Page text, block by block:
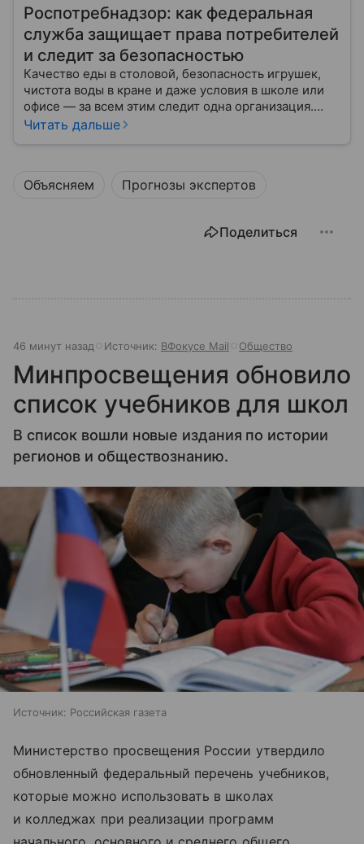
Роспотребнадзор: как федеральная
служба защищает права потребителей
и следит за безопасностью
Качество еды в столовой, безопасность игрушек,
чистота воды в кране и даже условия в школе или
офисе — за всем этим следит одна организация.
Роспотребнадзор — федеральная служба, которая
её работа важна для каждого жителя России.
Читать дальше
Объясняем Прогнозы экспертов
Поделиться
46 минут назад Источник: ВФокусе Mail Общество
Минпросвещения обновило
список учебников для школ
В список вошли новые издания по истории
регионов и обществознанию.
Источник: Российская газета
Министерство просвещения России утвердило
обновленный федеральный перечень учебников,
которые можно использовать в школах
и колледжах при реализации программ